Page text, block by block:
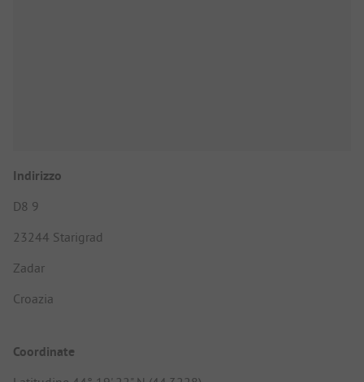
Indirizzo
D8 9
23244 Starigrad
Zadar
Croazia
Coordinate